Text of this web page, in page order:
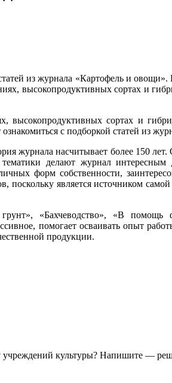
из журнала «Картофель и
высокопродуктивных сортах и
сортах и
с подборкой статей из
журнала насчитывает более 150
делают журнал интересным
форм собственности,
поскольку является источником
«Бахчеводство», «В помощь
помогает осваивать опыт
продукции.
культуры? Напишите —